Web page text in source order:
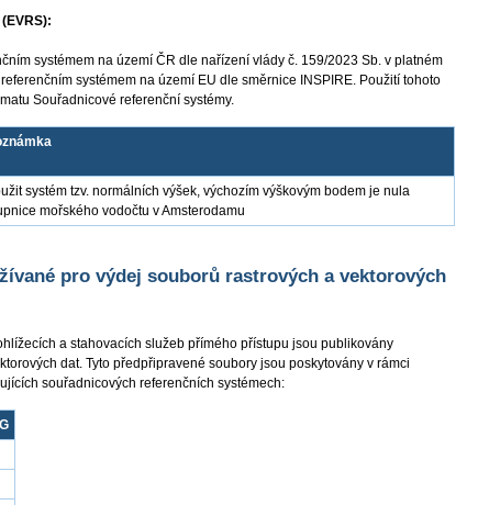
systémem na území ČR dle nařízení vlády č. 159/2023 Sb. v platném
systémem na území EU dle směrnice INSPIRE. Použití tohoto
Souřadnicové referenční systémy.
systém tzv. normálních výšek, výchozím výškovým bodem je nula
mořského vodočtu v Amsterodamu
pro výdej souborů rastrových a vektorových
a stahovacích služeb přímého přístupu jsou publikovány
dat. Tyto předpřipravené soubory jsou poskytovány v rámci
souřadnicových referenčních systémech: